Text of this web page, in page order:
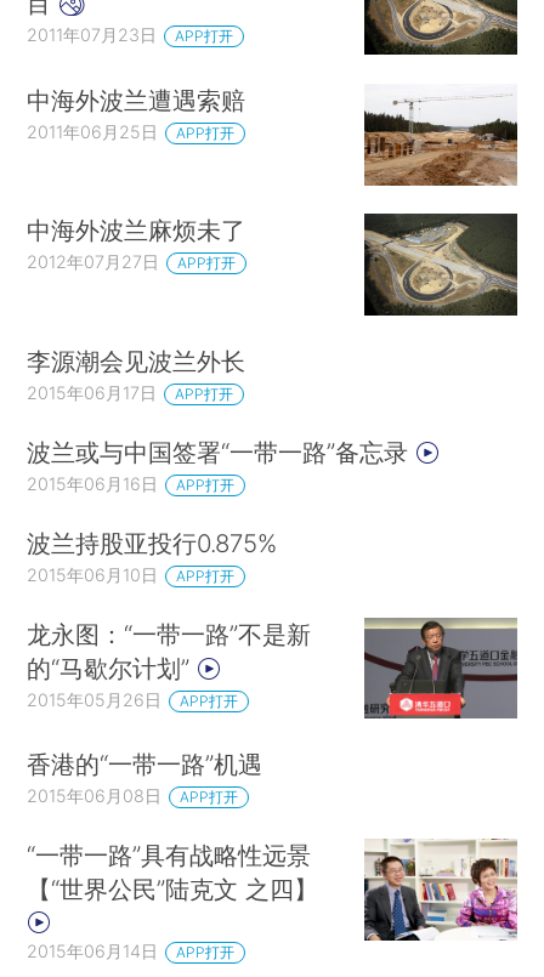
2011年07月23日 APP打开
中海外波兰遭遇索赔
2011年06月25日 APP打开
中海外波兰麻烦未了
2012年07月27日 APP打开
李源潮会见波兰外长
2015年06月17日 APP打开
波兰或与中国签署“一带一路”备忘录
2015年06月16日 APP打开
波兰持股亚投行0.875%
2015年06月10日 APP打开
龙永图：“一带一路”不是新
的“马歇尔计划”
2015年05月26日 APP打开
香港的“一带一路”机遇
2015年06月08日 APP打开
“一带一路”具有战略性远景
【“世界公民”陆克文 之四】
2015年06月14日 APP打开